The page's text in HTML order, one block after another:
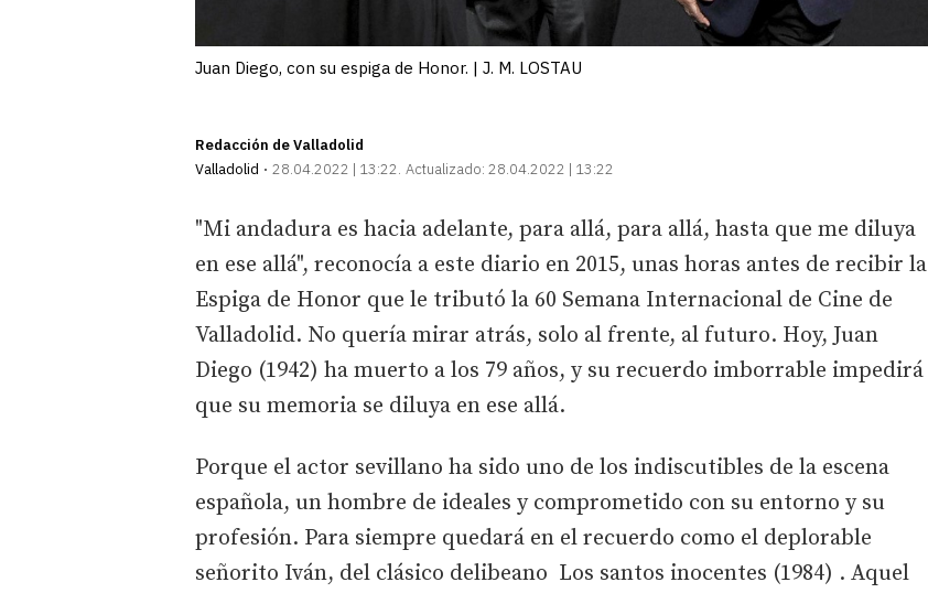
Juan Diego, con su espiga de Honor. | J. M. LOSTAU
Redacción de Valladolid
Valladolid
28.04.2022 | 13:22 Actualizado: 28.04.2022 | 13:22
"Mi andadura es hacia adelante, para allá, para allá, hasta que me diluya
en ese allá", reconocía a este diario en 2015, unas horas antes de recibir la
Espiga de Honor que le tributó la 60 Semana Internacional de Cine de
Valladolid. No quería mirar atrás, solo al frente, al futuro. Hoy, Juan
Diego (1942) ha muerto a los 79 años, y su recuerdo imborrable impedirá
que su memoria se diluya en ese allá.
Porque el actor sevillano ha sido uno de los indiscutibles de la escena
española, un hombre de ideales y comprometido con su entorno y su
profesión. Para siempre quedará en el recuerdo como el deplorable
señorito Iván, del clásico delibeano Los santos inocentes (1984) . Aquel